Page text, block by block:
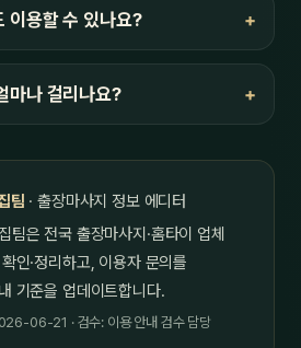
이용할 수 있나요?
마나 걸리나요?
팀 · 출장마사지 정보 에디터
팀은 전국 출장마사지·홈타이 업체
인·정리하고, 이용자 문의를
기준을 업데이트합니다.
06-21 · 검수: 이용 안내 검수 담당